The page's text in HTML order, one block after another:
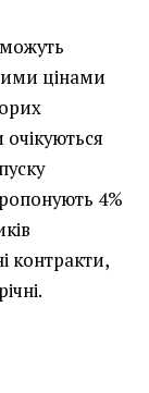
цінами
4%
контракти,